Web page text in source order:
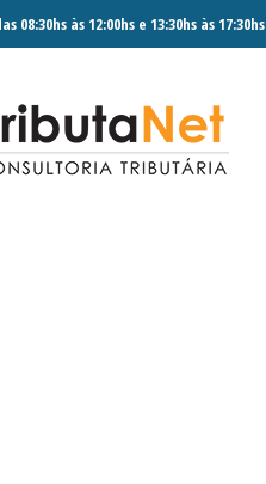
08:30hs às 12:00hs e 13:30hs às 17:30hs